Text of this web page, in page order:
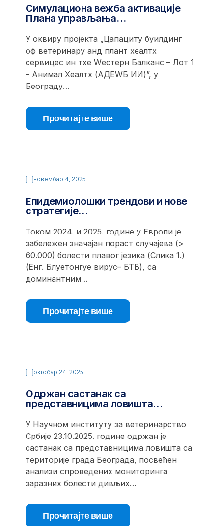
Симулациона вежба активације
Плана управљања…
У оквиру пројекта „Цапацитy буилдинг
оф ветеринарy анд плант хеалтх
сервицес ин тхе Wестерн Балканс – Лот 1
– Анимал Хеалтх (АДЕWБ ИИ)”, у
Београду…
Прочитајте више
новембар 4, 2025
Епидемиолошки трендови и нове
стратегије…
Током 2024. и 2025. године у Европи је
забележен значајан пораст случајева (>
60.000) болести плавог језика (Слика 1.)
(Енг. Блуетонгуе вирус– БТВ), са
доминантним…
Прочитајте више
октобар 24, 2025
Одржан састанак са
представницима ловишта…
У Научном институту за ветеринарство
Србије 23.10.2025. године одржан је
састанак са представницима ловишта са
територије града Београда, посвећен
анализи спроведених мониторинга
заразних болести дивљих…
Прочитајте више